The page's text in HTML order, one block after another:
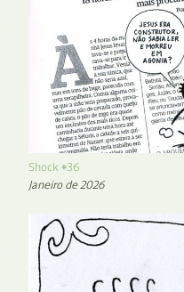
Shock #36
Janeiro de 2026